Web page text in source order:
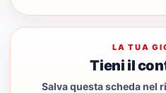
LA TUA
Tieni il
Salva questa scheda nel